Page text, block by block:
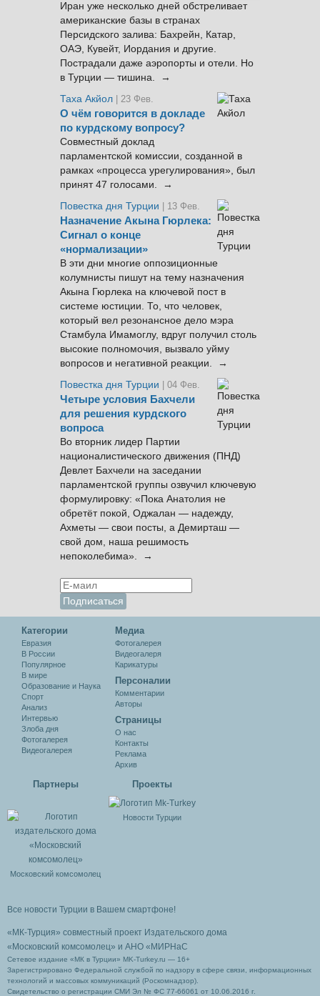
Иран уже несколько дней обстреливает
американские базы в странах
Персидского залива: Бахрейн, Катар,
ОАЭ, Кувейт, Иордания и другие.
Пострадали даже аэропорты и отели. Но
в Турции — тишина. →
Таха Акйол | 23 Фев.
О чём говорится в докладе
по курдскому вопросу?
Совместный доклад
парламентской комиссии, созданной в
рамках «процесса урегулирования», был
принят 47 голосами. →
Повестка дня Турции
| 13 Фев.
Назначение Акына Гюрлека:
Сигнал о конце
«нормализации»
В эти дни многие оппозиционные
колумнисты пишут на тему назначения
Акына Гюрлека на ключевой пост в
системе юстиции. То, что человек,
который вел резонансное дело мэра
Стамбула Имамоглу, вдруг получил столь
высокие полномочия, вызвало уйму
вопросов и негативной реакции. →
Повестка дня Турции
| 04 Фев.
Четыре условия Бахчели
для решения курдского
вопроса
Во вторник лидер Партии
националистического движения (ПНД)
Девлет Бахчели на заседании
парламентской группы озвучил ключевую
формулировку: «Пока Анатолия не
обретёт покой, Оджалан — надежду,
Ахметы — свои посты, а Демирташ —
свой дом, наша решимость
непоколебима». →
Категории
Евразия
В России
Популярное
В мире
Образование и Наука
Спорт
Анализ
Интервью
Злоба дня
Фотогалерея
Видеогалерея
Медиа
Фотогалерея
Видеогалеря
Карикатуры
Персоналии
Комментарии
Авторы
Cтраницы
О нас
Контакты
Реклама
Архив
Партнеры
Московский комсомолец
Проекты
Новости Турции
Все новости Турции в Вашем смартфоне!
«МК-Турция» совместный проект Издательского дома
«Московский комсомолец» и АНО «МИРНаС
Сетевое издание «МК в Турции» MK-Turkey.ru — 16+
Зарегистрировано Федеральной службой по надзору в сфере связи, информационных
технологий и массовых коммуникаций (Роскомнадзор).
Свидетельство о регистрации СМИ Эл № ФС 77-66061 от 10.06.2016 г.